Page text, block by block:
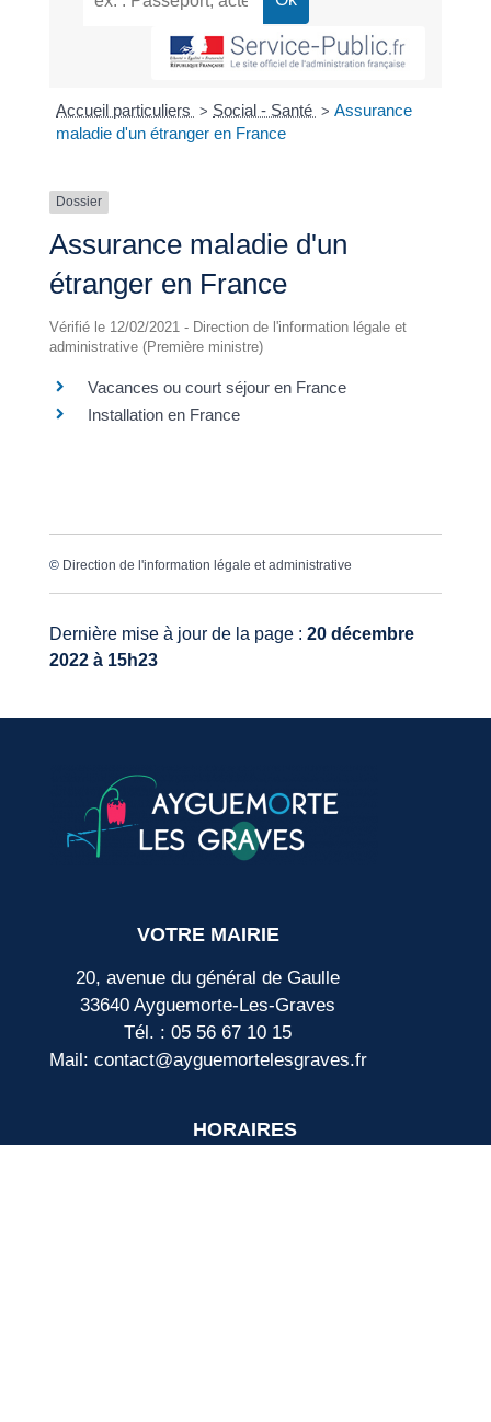
Accueil particuliers > Social - Santé > Assurance
maladie d'un étranger en France
Dossier
Assurance maladie d'un
étranger en France
Vérifié le 12/02/2021 - Direction de l'information légale et
administrative (Première ministre)
Vacances ou court séjour en France
Installation en France
© Direction de l'information légale et administrative
Dernière mise à jour de la page : 20 décembre
2022 à 15h23
VOTRE MAIRIE
20, avenue du général de Gaulle
33640 Ayguemorte-Les-Graves
Tél. : 05 56 67 10 15
Mail: contact@ayguemortelesgraves.fr
HORAIRES